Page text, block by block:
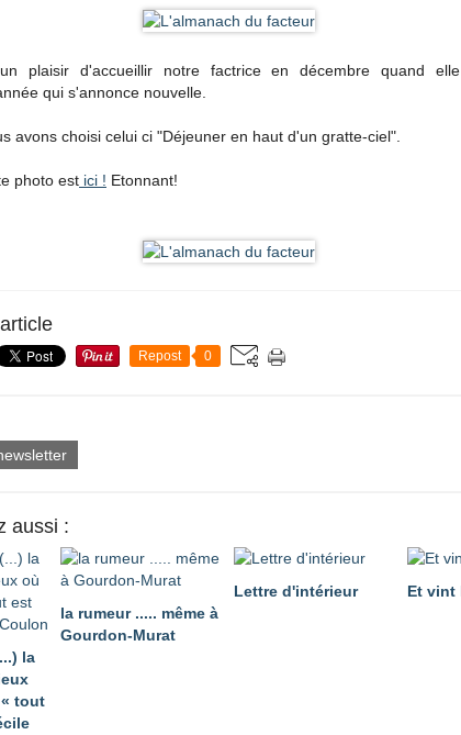
plaisir d'accueillir notre factrice en décembre quand
qui s'annonce nouvelle.
avons choisi celui ci "Déjeuner en haut d'un gratte-ciel".
photo est ici ! Etonnant!
Repost 0
aussi :
la
tout
la rumeur ..... même à
Gourdon-Murat
Lettre d'intérieur Et vint